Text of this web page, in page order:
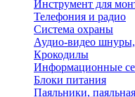
Инструмент для
Телефония и радио
Система охраны
Аудио-видео
Крокодилы
Информационные
Блоки питания
Паяльники,